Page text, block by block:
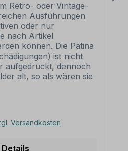
Retro- oder Vintage-
Ausführungen
oder nur
nach Artikel
können. Die Patina
ist nicht
aufgedruckt, dennoch
alt, so als wären sie
2 mm Hartaluminium
und in vielen
Sie diese
Textinhalten zum
Versandkosten
Details